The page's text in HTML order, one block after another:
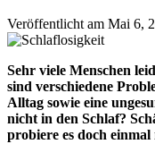
Veröffentlicht am Mai 6,
Sehr viele Menschen
sind verschiedene
Alltag sowie eine
nicht in den Schlaf?
probiere es doch